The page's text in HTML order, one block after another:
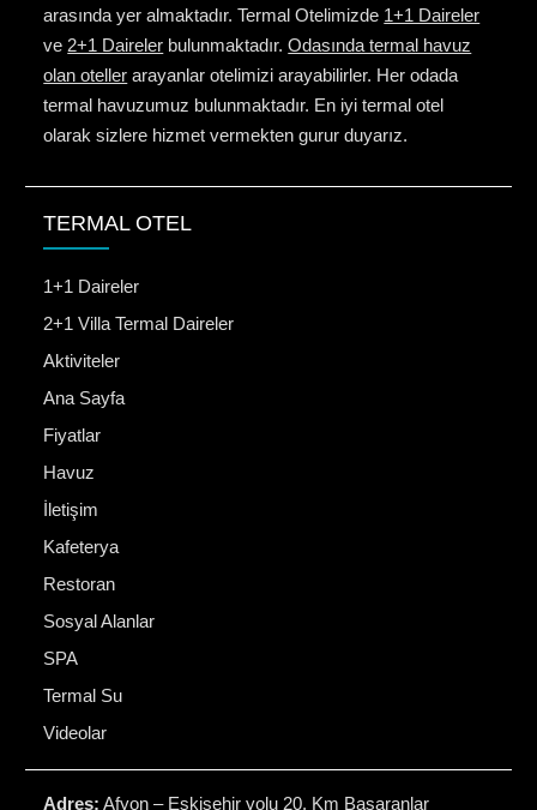
arasında yer almaktadır. Termal Otelimizde 1+1 Daireler
ve 2+1 Daireler bulunmaktadır.Odasında termal havuz
olan oteller arayanlar otelimizi arayabilirler. Her odada
termal havuzumuz bulunmaktadır. En iyi termal otel
olarak sizlere hizmet vermekten gurur duyarız.
TERMAL OTEL
1+1 Daireler
2+1 Villa Termal Daireler
Aktiviteler
Ana Sayfa
Fiyatlar
Havuz
İletişim
Kafeterya
Restoran
Sosyal Alanlar
SPA
Termal Su
Videolar
Adres: Afyon – Eskişehir yolu 20. Km Başaranlar